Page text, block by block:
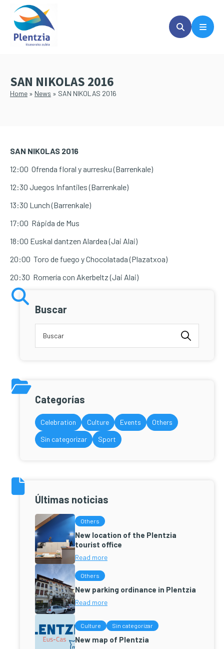
main
content
primary
SAN NIKOLAS 2016
Home » News » SAN NIKOLAS 2016
SAN NIKOLAS 2016
12:00 Ofrenda floral y aurresku (Barrenkale)
12:30 Juegos Infantiles (Barrenkale)
13:30 Lunch (Barrenkale)
17:00 Rápida de Mus
18:00 Euskal dantzen Alardea (Jai Alai)
20:00 Toro de fuego y Chocolatada (Plazatxoa)
20:30 Romería con Akerbeltz (Jai Alai)
Buscar
Categorías
Celebration Culture Events
Others
Sin categorizar
Sport
Últimas noticias
Others
New location of the Plentzia
tourist office
Read more
Others
New parking ordinance in Plentzia
Read more
Culture Sin categorizar
New map of Plentzia